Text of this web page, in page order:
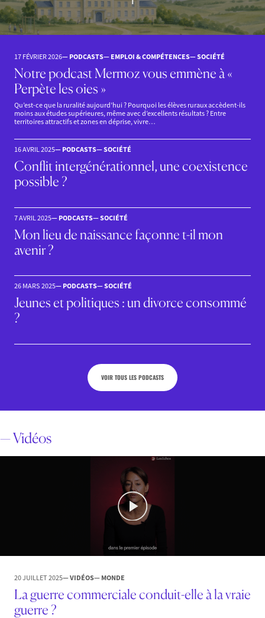
17 FÉVRIER 2026— PODCASTS— EMPLOI & COMPÉTENCES— SOCIÉTÉ
Notre podcast Mermoz vous emmène à «
Perpète les oies »
Qu’est-ce que la ruralité aujourd’hui ? Pourquoi les élèves ruraux accèdent-ils
moins aux études supérieures, même avec d’excellents résultats ? Entre
territoires attractifs et zones en déprise, vivre…
16 AVRIL 2025— PODCASTS— SOCIÉTÉ
Conflit intergénérationnel, une coexistence
possible ?
7 AVRIL 2025— PODCASTS— SOCIÉTÉ
Mon lieu de naissance façonne t-il mon
avenir ?
26 MARS 2025— PODCASTS— SOCIÉTÉ
Jeunes et politiques : un divorce consommé
?
VOIR TOUS LES PODCASTS
— Vidéos
20 JUILLET 2025— VIDÉOS— MONDE
La guerre commerciale conduit-elle à la vraie
guerre ?